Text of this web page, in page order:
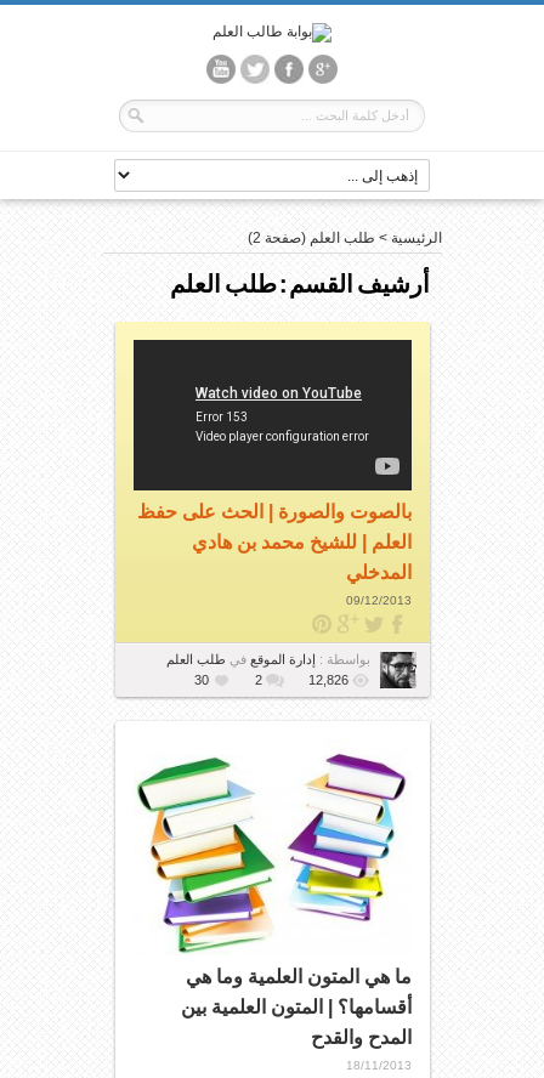
الرئيسية > طلب العلم (صفحة 2)
أرشيف القسم :طلب العلم
بالصوت والصورة | الحث على حفظ
العلم | للشيخ محمد بن هادي
المدخلي
09/12/2013
بواسطة : إدارة الموقعفي طلب العلم
12,826
2
30
ما هي المتون العلمية وما هي
أقسامها؟ | المتون العلمية بين
المدح والقدح
18/11/2013